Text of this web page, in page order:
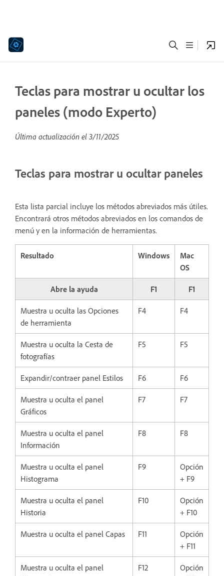
Teclas para mostrar u ocultar los
paneles (modo Experto)
Última actualización el 3/11/2025
Teclas para mostrar u ocultar paneles
Esta lista parcial incluye los métodos abreviados más útiles.
Encontrará otros métodos abreviados en los comandos de
menú y en la información de herramientas.
Resultado Windows
Mac
OS
Abre la ayuda F1 F1
Muestra u oculta las Opciones
de herramienta
F4 F4
Muestra u oculta la Cesta de
fotografías
F5 F5
Expandir/contraer panel Estilos F6 F6
Muestra u oculta el panel
Gráficos
F7 F7
Muestra u oculta el panel
Información
F8 F8
Muestra u oculta el panel
Histograma
F9
Opción
+ F9
Muestra u oculta el panel
Historia
F10
Opción
+ F10
Muestra u oculta el panel Capas F11
Opción
+ F11
Muestra u oculta el panel
F12
Opción